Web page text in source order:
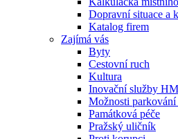
Dopravní situace a
Katalog firem
Zajímá vás
Byty
Cestovní ruch
Kultura
Inovační služby
Možnosti parkování
Památková péče
Pražský uličník